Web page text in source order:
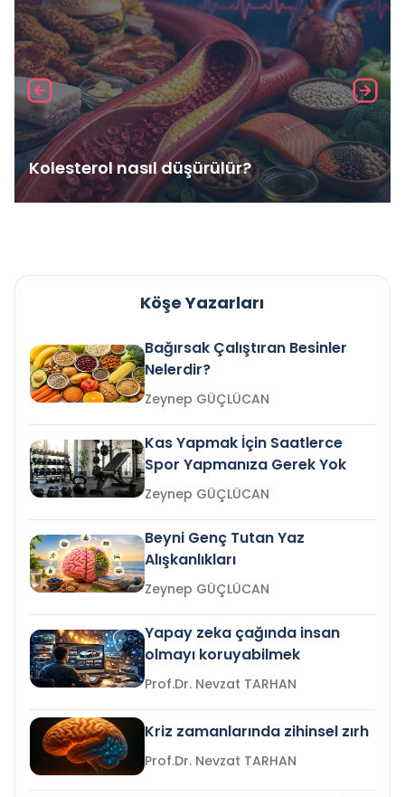
Kolesterol nasıl düşürülür?
Köşe Yazarları
Bağırsak Çalıştıran Besinler
Nelerdir?
Zeynep GÜÇLÜCAN
Kas Yapmak İçin Saatlerce
Spor Yapmanıza Gerek Yok
Zeynep GÜÇLÜCAN
Beyni Genç Tutan Yaz
Alışkanlıkları
Zeynep GÜÇLÜCAN
Yapay zeka çağında insan
olmayı koruyabilmek
Prof.Dr. Nevzat TARHAN
Kriz zamanlarında zihinsel zırh
Prof.Dr. Nevzat TARHAN